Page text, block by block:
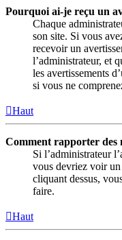
Pourquoi ai-je reçu un
Chaque
son site. Si vous
recevoir un
l’administrateur, et
les avertissements
si vous ne
Haut
Comment rapporter des
Si l’administrateur
vous devriez voir
cliquant dessus,
faire.
Haut